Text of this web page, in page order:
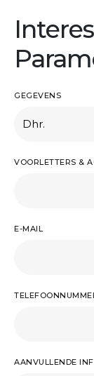
GEGEVENS
VOORLETTERS &
E-MAIL
AANVULLENDE